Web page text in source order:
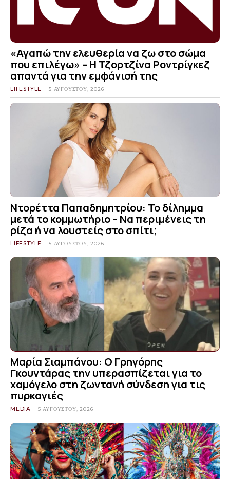
«Αγαπώ την ελευθερία να ζω στο σώμα
που επιλέγω» – Η Τζορτζίνα Ροντρίγκεζ
απαντά για την εμφάνισή της
LIFESTYLE 5 ΑΥΓΟΎΣΤΟΥ, 2026
Ντορέττα Παπαδημητρίου: Το δίλημμα
μετά το κομμωτήριο – Να περιμένεις τη
ρίζα ή να λουστείς στο σπίτι;
LIFESTYLE 5 ΑΥΓΟΎΣΤΟΥ, 2026
Μαρία Σιαμπάνου: Ο Γρηγόρης
Γκουντάρας την υπερασπίζεται για το
χαμόγελο στη ζωντανή σύνδεση για τις
πυρκαγιές
MEDIA 5 ΑΥΓΟΎΣΤΟΥ, 2026